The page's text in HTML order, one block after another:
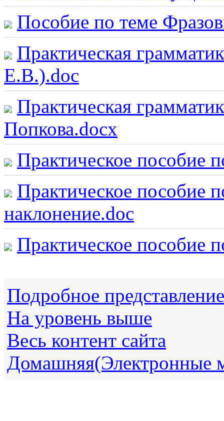
Пособие по теме
Практическая
Е.В.).doc
Практическая
Попкова.docx
Практическое пособие
Практическое пособие
наклонение.doc
Практическое пособие
Подробное представление
На уровень выше
Весь контент сайта
Домашняя(Электронные